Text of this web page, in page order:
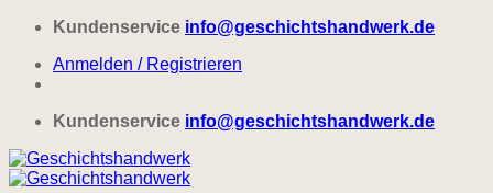
Zum
springen
Kundenservice info@geschichtshandwerk.de
Anmelden / Registrieren
Kundenservice info@geschichtshandwerk.de